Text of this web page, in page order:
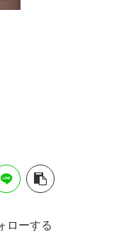
ローする